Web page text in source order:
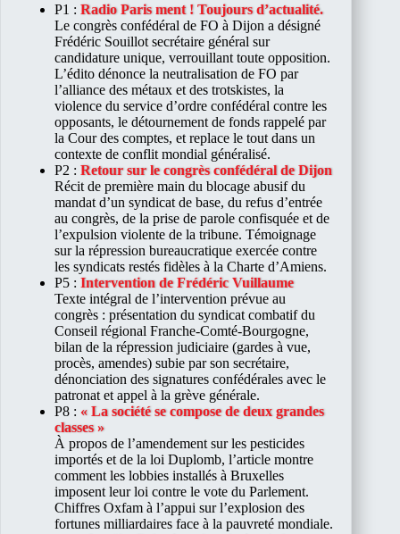
P1 : Radio Paris ment ! Toujours d’actualité.
Le congrès confédéral de FO à Dijon a désigné
Frédéric Souillot secrétaire général sur
candidature unique, verrouillant toute opposition.
L’édito dénonce la neutralisation de FO par
l’alliance des métaux et des trotskistes, la
violence du service d’ordre confédéral contre les
opposants, le détournement de fonds rappelé par
la Cour des comptes, et replace le tout dans un
contexte de conflit mondial généralisé.
P2 : Retour sur le congrès confédéral de Dijon
Récit de première main du blocage abusif du
mandat d’un syndicat de base, du refus d’entrée
au congrès, de la prise de parole confisquée et de
l’expulsion violente de la tribune. Témoignage
sur la répression bureaucratique exercée contre
les syndicats restés fidèles à la Charte d’Amiens.
P5 : Intervention de Frédéric Vuillaume
Texte intégral de l’intervention prévue au
congrès : présentation du syndicat combatif du
Conseil régional Franche-Comté-Bourgogne,
bilan de la répression judiciaire (gardes à vue,
procès, amendes) subie par son secrétaire,
dénonciation des signatures confédérales avec le
patronat et appel à la grève générale.
P8 : « La société se compose de deux grandes
classes »
À propos de l’amendement sur les pesticides
importés et de la loi Duplomb, l’article montre
comment les lobbies installés à Bruxelles
imposent leur loi contre le vote du Parlement.
Chiffres Oxfam à l’appui sur l’explosion des
fortunes milliardaires face à la pauvreté mondiale.